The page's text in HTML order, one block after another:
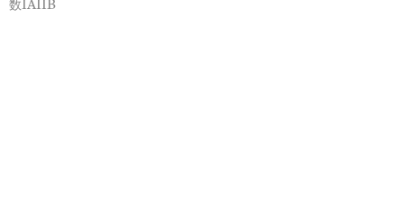
数IAIIB